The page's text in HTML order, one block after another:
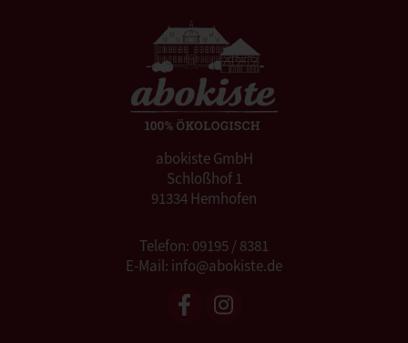
abokiste GmbH
Schloßhof 1
91334 Hemhofen
Telefon: 09195 / 8381
E-Mail: info@abokiste.de